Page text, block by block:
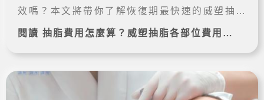
效嗎？本文將帶你了解恢復期最快速的威塑抽脂
原理、優缺點、各抽脂部位費用、可能後遺症，
閱讀 抽脂費用怎麼算？威塑抽脂各部位費用、副作用、恢復期一次看！ 完整案例➔